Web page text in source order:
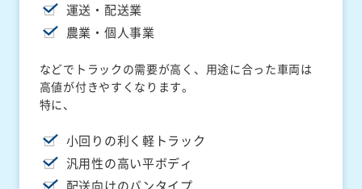
運送・配送業
農業・個人事業
などでトラックの需要が高く、用途に合った車両は
高値が付きやすくなります。
特に、
小回りの利く軽トラック
汎用性の高い平ボディ